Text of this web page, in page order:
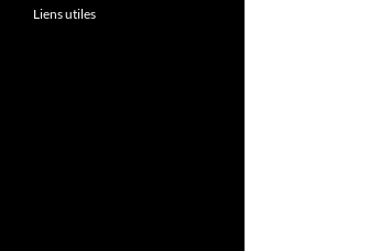
Liens utiles